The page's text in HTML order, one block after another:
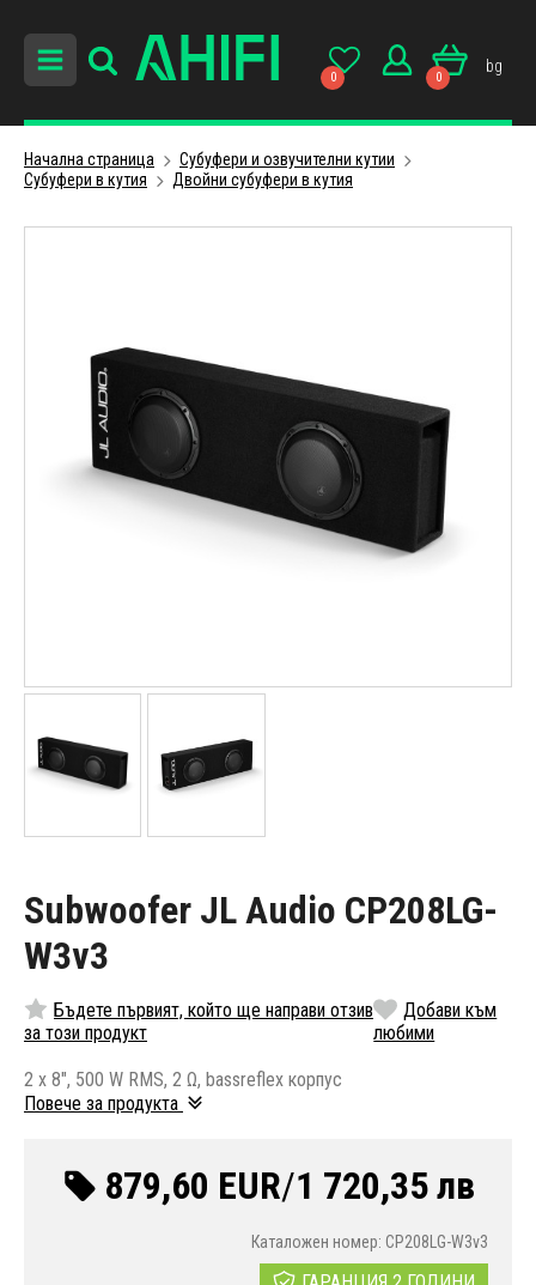
0 0
bg
Начална страница
Субуфери и озвучителни кутии
Субуфери в кутия
Двойни субуфeри в кутия
Subwoofer JL Audio CP208LG-
W3v3
Бъдете първият, който ще направи отзив
за този продукт
Добави към
любими
2 x 8", 500 W RMS, 2 Ω, bassreflex корпус
Повече за продукта
879,60 EUR/1 720,35 лв
Каталожен номер: CP208LG-W3v3